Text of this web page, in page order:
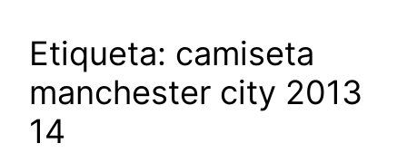
Etiqueta: camiseta
manchester city 2013
14